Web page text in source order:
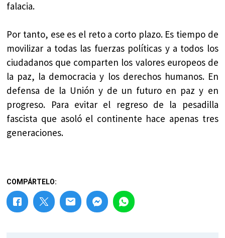
falacia.
Por tanto, ese es el reto a corto plazo. Es tiempo de
movilizar a todas las fuerzas políticas y a todos los
ciudadanos que comparten los valores europeos de
la paz, la democracia y los derechos humanos. En
defensa de la Unión y de un futuro en paz y en
progreso. Para evitar el regreso de la pesadilla
fascista que asoló el continente hace apenas tres
generaciones.
COMPÁRTELO: